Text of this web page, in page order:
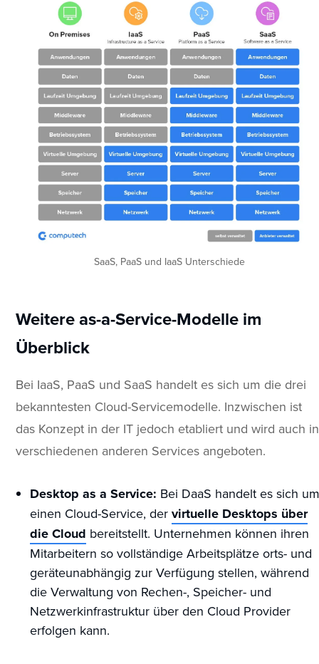
SaaS, PaaS und IaaS Unterschiede
Weitere as-a-Service-Modelle im
Überblick
Bei IaaS, PaaS und SaaS handelt es sich um die drei
bekanntesten Cloud-Servicemodelle. Inzwischen ist
das Konzept in der IT jedoch etabliert und wird auch in
verschiedenen anderen Services angeboten.
Desktop as a Service: Bei DaaS handelt es sich um
einen Cloud-Service, der virtuelle Desktops über
die Cloud bereitstellt. Unternehmen können ihren
Mitarbeitern so vollständige Arbeitsplätze orts- und
geräteunabhängig zur Verfügung stellen, während
die Verwaltung von Rechen-, Speicher- und
Netzwerkinfrastruktur über den Cloud Provider
erfolgen kann.